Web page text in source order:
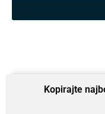
Kopirajte